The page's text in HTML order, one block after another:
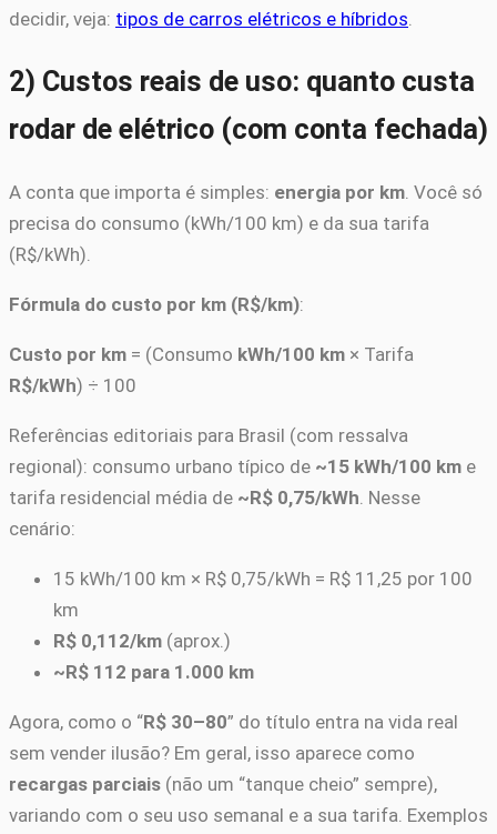
decidir, veja: tipos de carros elétricos e híbridos
2) Custos reais de uso: quanto custa
rodar de elétrico (com conta fechada)
A conta que importa é simples: energia por km. Você só
precisa do consumo (kWh/100 km) e da sua tarifa
(R$/kWh).
Fórmula do custo por km (R$/km):
Custo por km = (Consumo kWh/100 km × Tarifa
R$/kWh) ÷ 100
Referências editoriais para Brasil (com ressalva
regional): consumo urbano típico de ~15 kWh/100 km e
tarifa residencial média de ~R$ 0,75/kWh. Nesse
cenário:
15 kWh/100 km × R$ 0,75/kWh = R$ 11,25 por 100
km
R$ 0,112/km (aprox.)
~R$ 112 para 1.000 km
Agora, como o “R$ 30–80” do título entra na vida real
sem vender ilusão? Em geral, isso aparece como
recargas parciais (não um “tanque cheio” sempre),
variando com o seu uso semanal e a sua tarifa. Exemplos